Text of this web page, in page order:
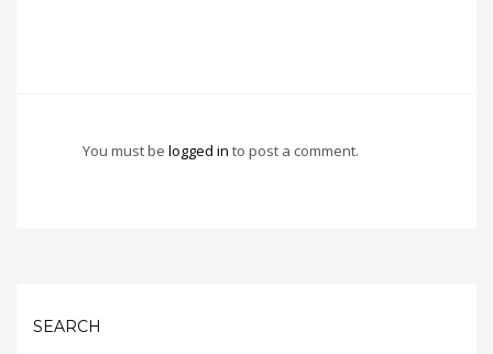
You must be logged in to post a comment.
SEARCH